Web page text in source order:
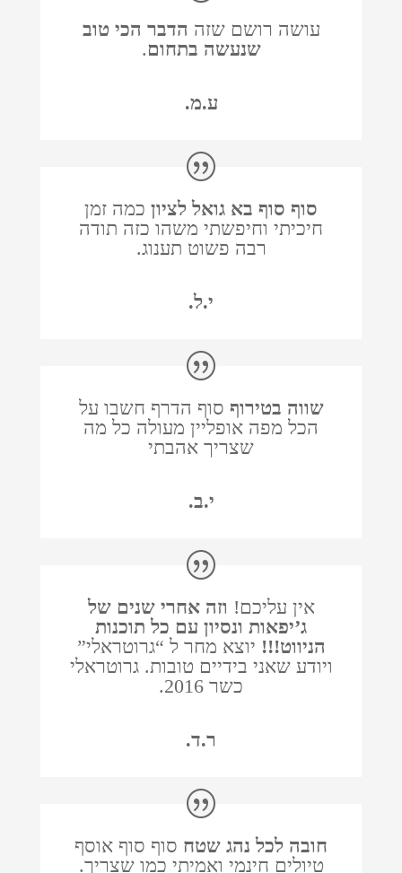
עושה רושם שזה הדבר הכי טוב
שנעשה בתחום.
ע.מ.
סוף סוף בא גואל לציון כמה זמן
חיכיתי וחיפשתי משהו כזה תודה
רבה פשוט תענוג.
י.ל.
שווה בטירוף סוף הדרף חשבו על
הכל מפה אופליין מעולה כל מה
שצריך אהבתי
י.ב.
אין עליכם! וזה אחרי שנים של
ג’יפאות ונסיון עם כל תוכנות
הניווט!!! יוצא מחר ל “גרוטראלי”
ויודע שאני בידיים טובות. גרוטראלי
כשר 2016.
ר.ד.
חובה לכל נהג שטח סוף סוף אוסף
טיולים חינמי ואמיתי כמו שצריך.